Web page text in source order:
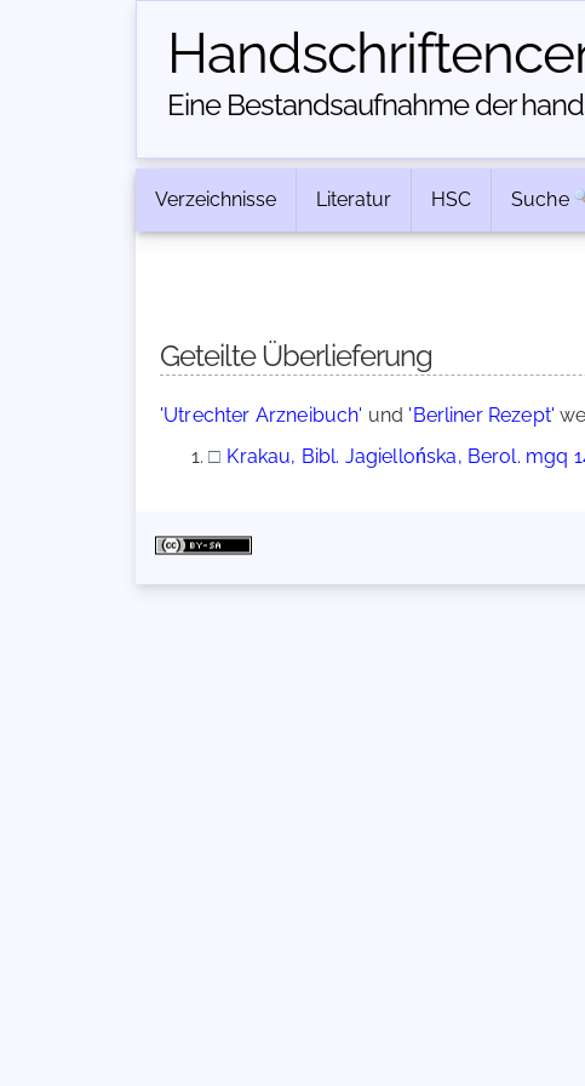
Eine Bestandsaufnahme der
Verzeichnisse Literatur HSC Suche
Geteilte Überlieferung
'Utrechter Arzneibuch' und 'Berliner Rezept'
□ Krakau, Bibl. Jagiellońska, Berol. mgq